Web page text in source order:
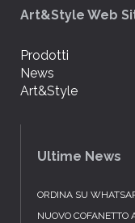
Art&Style Web
Prodotti
News
Art&Style
Ultime News
ORDINA SU
NUOVO COFANETTO